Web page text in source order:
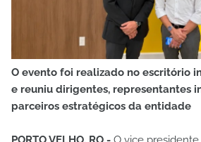
O evento foi realizado no escritório
e reuniu dirigentes, representantes
parceiros estratégicos da entidade